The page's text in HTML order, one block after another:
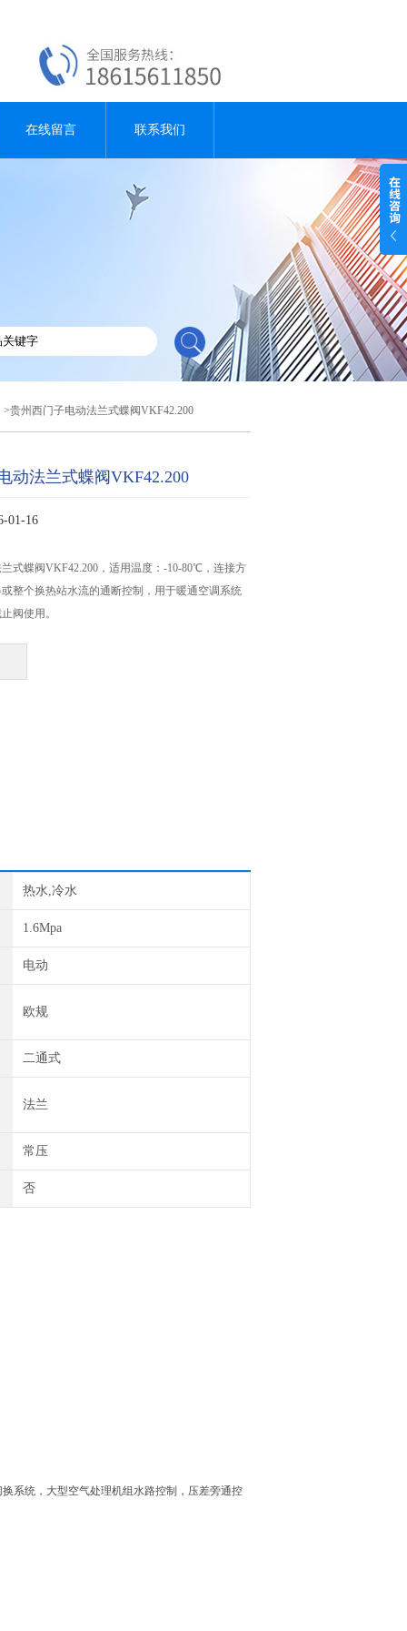
在线留言 联系我们
>贵州西门子电动法兰式蝶阀VKF42.200
动法兰式蝶阀VKF42.200
01-16
式蝶阀VKF42.200，适用温度：-10-80℃，连接方
整个换热站水流的通断控制，用于暖通空调系统
阀使用。
热水,冷水
1.6Mpa
电动
欧规
二通式
法兰
常压
否
系统，大型空气处理机组水路控制，压差旁通控